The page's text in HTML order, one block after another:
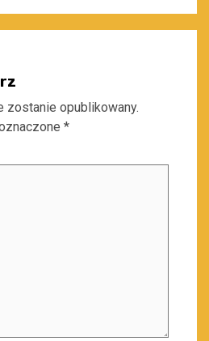
zostanie opublikowany.
*